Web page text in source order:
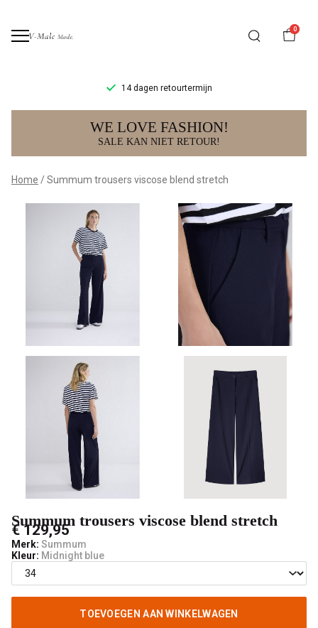
0
14 dagen retourtermijn
Summum
trousers
viscose
blend
stretch
mode
WE LOVE FASHION!
SALE KAN NIET RETOUR!
Home Summum trousers viscose blend stretch
Summum trousers viscose blend stretch
€ 129,95
Merk: Summum
Kleur: Midnight blue
TOEVOEGEN AAN WINKELWAGEN